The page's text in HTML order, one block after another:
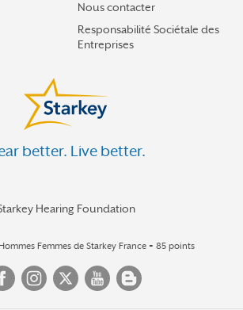
Nous contacter
Responsabilité Sociétale des
Entreprises
better. Live better.
Hearing Foundation
Femmes de Starkey France = 85 points